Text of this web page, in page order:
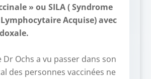
» ou SILA ( Syndrome
Acquise) avec
Dr Ochs a vu passer dans son
des personnes vaccinées ne